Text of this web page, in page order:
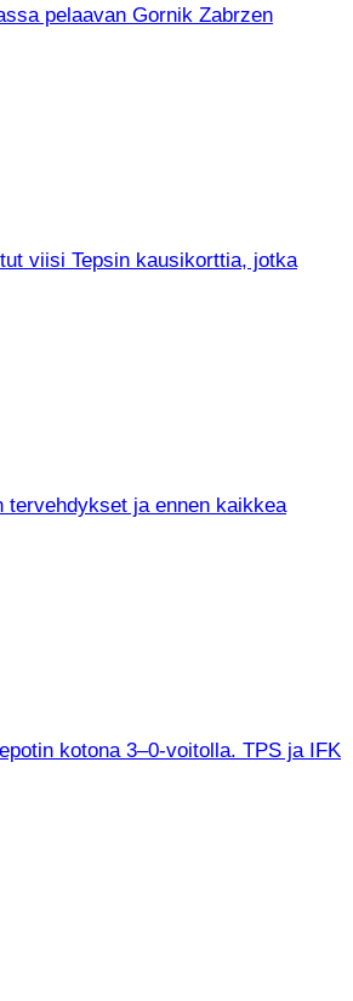
pelaavan Gornik Zabrzen
viisi Tepsin kausikorttia, jotka
ja ennen kaikkea
kotona 3–0-voitolla. TPS ja IFK